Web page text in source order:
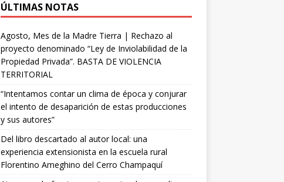
ÚLTIMAS NOTAS
Agosto, Mes de la Madre Tierra | Rechazo al
proyecto denominado “Ley de Inviolabilidad de la
Propiedad Privada”. BASTA DE VIOLENCIA
TERRITORIAL
“Intentamos contar un clima de época y conjurar
el intento de desaparición de estas producciones
y sus autores”
Del libro descartado al autor local: una
experiencia extensionista en la escuela rural
Florentino Ameghino del Cerro Champaquí